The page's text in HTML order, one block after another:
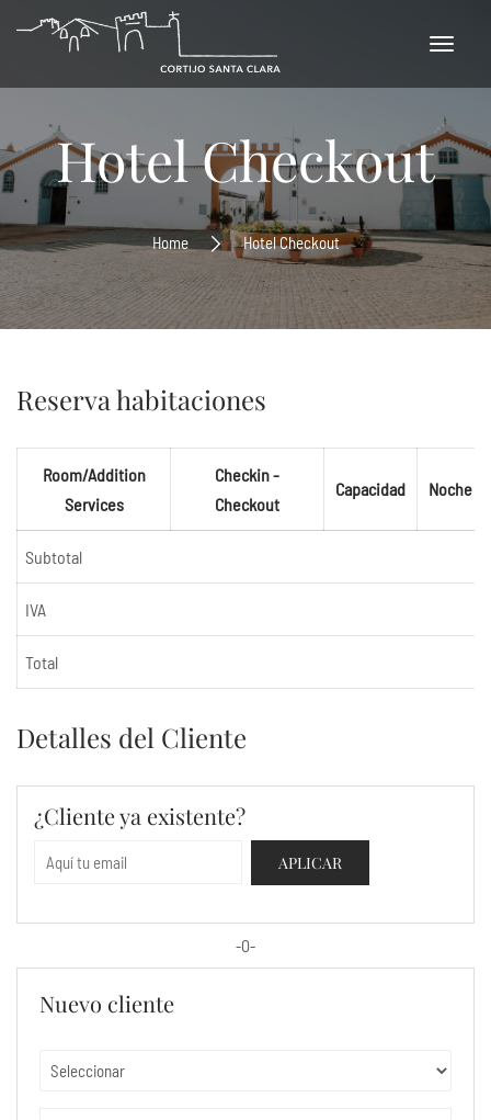
Hotel Checkout
Home Hotel Checkout
Reserva habitaciones
Room/Addition
Services
Checkin -
Checkout
Capacidad Noche
Subtotal
IVA
Total
Detalles del Cliente
¿Cliente ya existente?
APLICAR
Nuevo cliente